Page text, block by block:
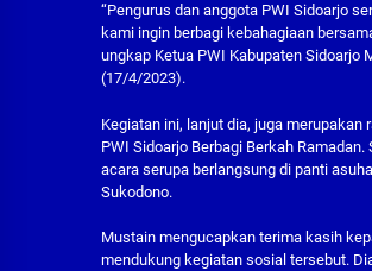
“Pengurus dan anggota PWI Sidoarjo
kami ingin berbagi kebahagiaan
ungkap Ketua PWI Kabupaten Sidoarjo
(17/4/2023).
Kegiatan ini, lanjut dia, juga merupakan
PWI Sidoarjo Berbagi Berkah
acara serupa berlangsung di panti
Sukodono.
Mustain mengucapkan terima kasih
mendukung kegiatan sosial tersebut.